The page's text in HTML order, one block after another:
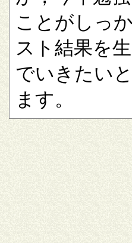
ことがしっ
スト結果を
でいきたい
ます。